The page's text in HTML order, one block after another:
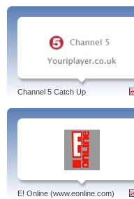
Channel 5 Catch Up
E! Online (www.eonline.com)